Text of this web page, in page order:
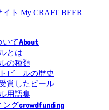
いてAbout
とは
の種類
ビールの歴史
賞したビール
用語集
ングcrowdfunding